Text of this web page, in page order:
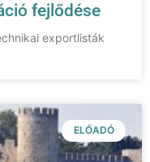
fejlődése
exportlisták
ELŐADÓ